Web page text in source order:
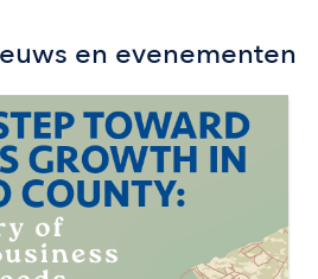
en evenementen